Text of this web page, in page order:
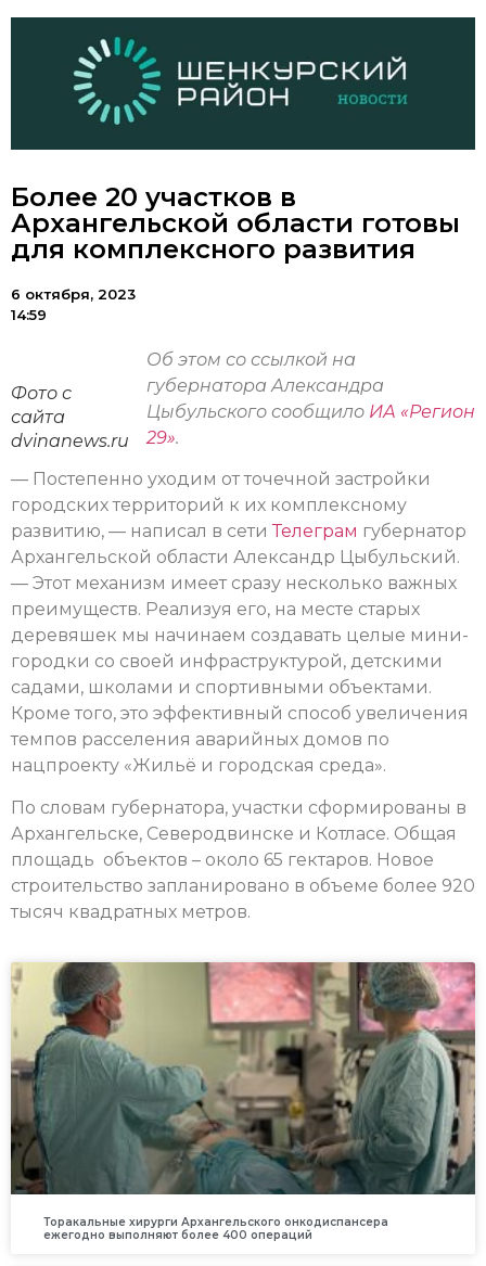
Более 20 участков в
Архангельской области готовы
для комплексного развития
6 октября, 2023
14:59
Фото с
сайта
dvinanews.ru
Об этом со ссылкой на
губернатора Александра
Цыбульского сообщило ИА «Регион
29».
— Постепенно уходим от точечной застройки
городских территорий к их комплексному
развитию, — написал в сети Телеграм губернатор
Архангельской области Александр Цыбульский.
— Этот механизм имеет сразу несколько важных
преимуществ. Реализуя его, на месте старых
деревяшек мы начинаем создавать целые мини-
городки со своей инфраструктурой, детскими
садами, школами и спортивными объектами.
Кроме того, это эффективный способ увеличения
темпов расселения аварийных домов по
нацпроекту «Жильё и городская среда».
По словам губернатора, участки сформированы в
Архангельске, Северодвинске и Котласе. Общая
площадь объектов – около 65 гектаров. Новое
строительство запланировано в объеме более 920
тысяч квадратных метров.
Торакальные хирурги Архангельского онкодиспансера
ежегодно выполняют более 400 операций